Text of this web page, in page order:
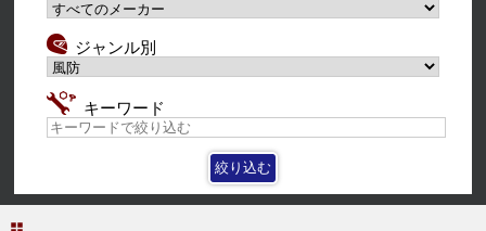
ジャンル別
キーワード